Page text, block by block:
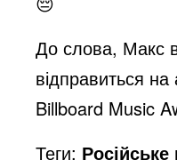
До слова, Макс
відправиться
Billboard Music
Теги: